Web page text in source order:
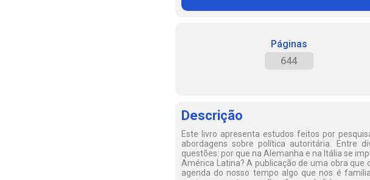
Páginas
644
Descrição
Este livro apresenta estudos feitos por
abordagens sobre política autoritária. Entre
questões: por que na Alemanha e na Itália se
América Latina? A publicação de uma obra
agenda do nosso tempo algo que nos é